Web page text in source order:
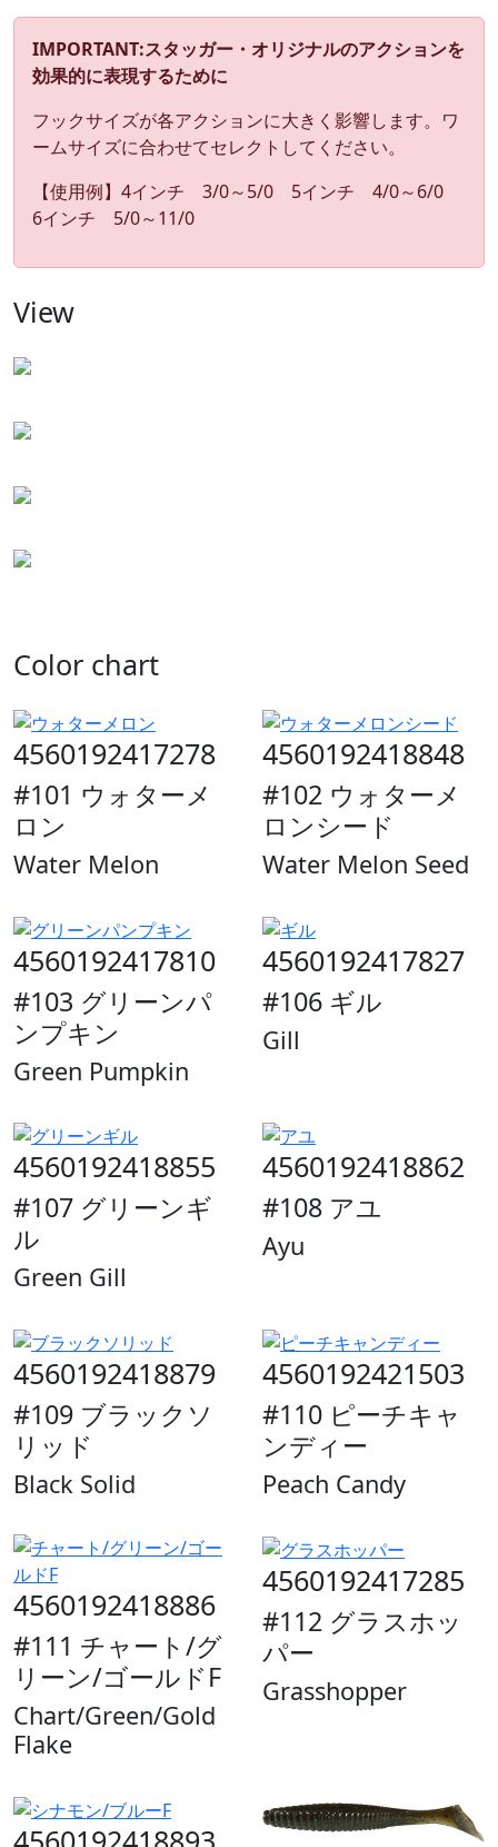
IMPORTANT:スタッガー・オリジナルのアクションを
効果的に表現するために
フックサイズが各アクションに大きく影響します。ワ
ームサイズに合わせてセレクトしてください。
【使用例】4インチ 3/0～5/0 5インチ 4/0～6/0
6インチ 5/0～11/0
View
Color chart
4560192417278
#101 ウォターメ
ロン
Water Melon
4560192418848
#102 ウォターメ
ロンシード
Water Melon Seed
4560192417810
#103 グリーンパ
ンプキン
Green Pumpkin
4560192417827
#106 ギル
Gill
4560192418855
#107 グリーンギ
ル
Green Gill
4560192418862
#108 アユ
Ayu
4560192418879
#109 ブラックソ
リッド
Black Solid
4560192421503
#110 ピーチキャ
ンディー
Peach Candy
4560192418886
#111 チャート/グ
リーン/ゴールドF
Chart/Green/Gold
Flake
4560192417285
#112 グラスホッ
パー
Grasshopper